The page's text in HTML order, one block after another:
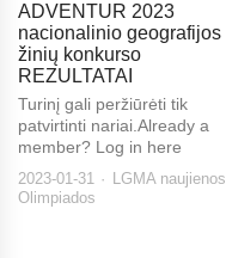
ADVENTUR 2023
nacionalinio geografijos
žinių konkurso
REZULTATAI
Turinį gali peržiūrėti tik
patvirtinti nariai.Already a
member? Log in here
2023-01-31 LGMA naujienos
Olimpiados